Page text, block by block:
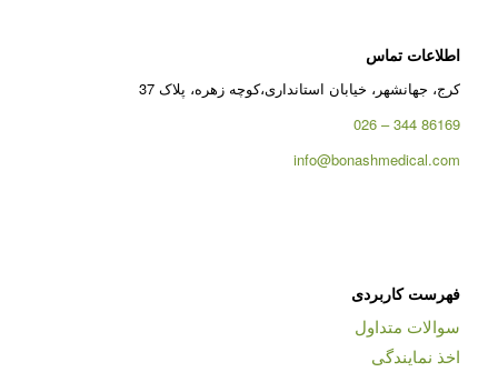
اطلاعات تماس
کرج، جهانشهر، خیابان استانداری،کوچه زهره، پلاک 37
86169 344 – 026
info@bonashmedical.com
فهرست کاربردی
سوالات متداول
اخذ نمایندگی